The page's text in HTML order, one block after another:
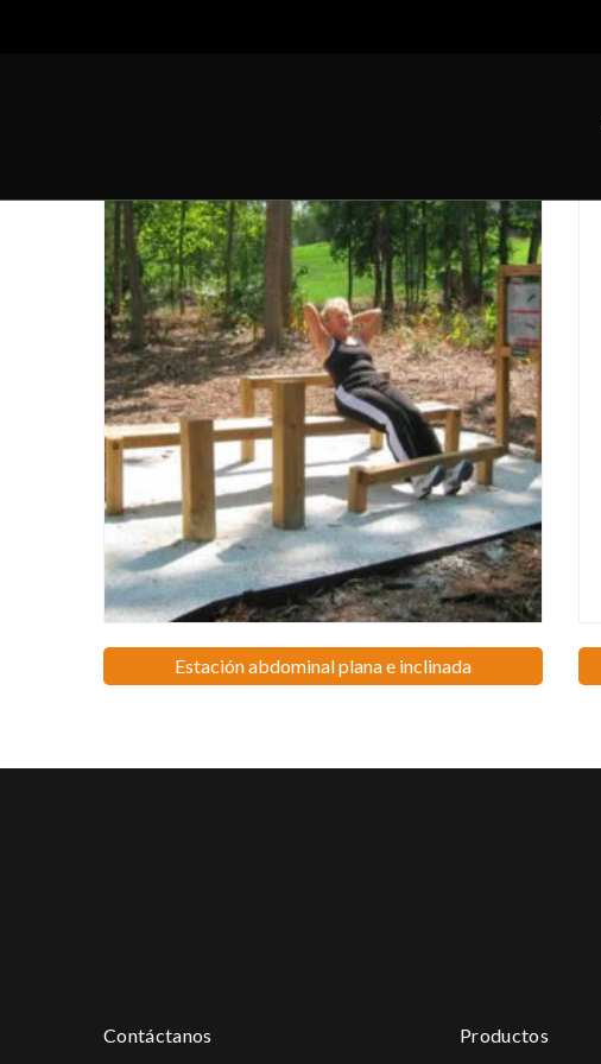
Estación abdominal plana e inclinada
Contáctanos Productos